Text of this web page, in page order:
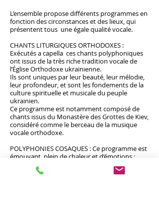
L’ensemble propose différents programmes en
fonction des circonstances et des lieux, qui
présentent tous une égale qualité vocale.
CHANTS LITURGIQUES ORTHODOXES :
Exécutés a capella ces chants polyphoniques
ont issus de la très riche tradition vocale de
l’Église Orthodoxe ukrainienne.
Ils sont uniques par leur beauté, leur mélodie,
leur profondeur, et sont les fondements de la
culture spirituelle et musicale du peuple
ukrainien.
Ce programme est notamment composé de
chants issus du Monastère des Grottes de Kiev,
considéré comme le berceau de la musique
vocale orthodoxe.
POLYPHONIES COSAQUES : Ce programme est
émouvant, plein de chaleur et d’émotions :
joies et peines, amour et désespoir, le chant
exprime un intense sentiment de liberté. La